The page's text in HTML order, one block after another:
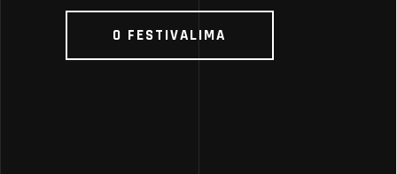
O FESTIVALIMA